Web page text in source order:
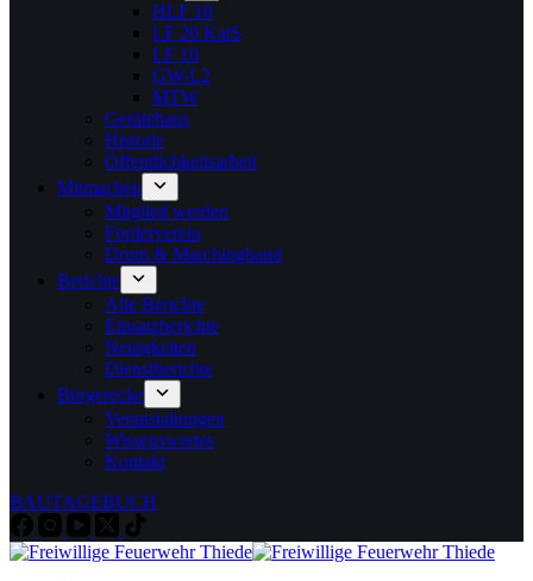
HLF 10
LF 20 KatS
LF 10
GW-L2
MTW
Gerätehaus
Historie
Öffentlichkeitsarbeit
Mitmachen
Mitglied werden
Förderverein
Drum & Marchingband
Berichte
Alle Berichte
Einsatzberichte
Neuigkeiten
Dienstberichte
Bürgerecke
Veranstaltungen
Wissenswertes
Kontakt
BAUTAGEBUCH